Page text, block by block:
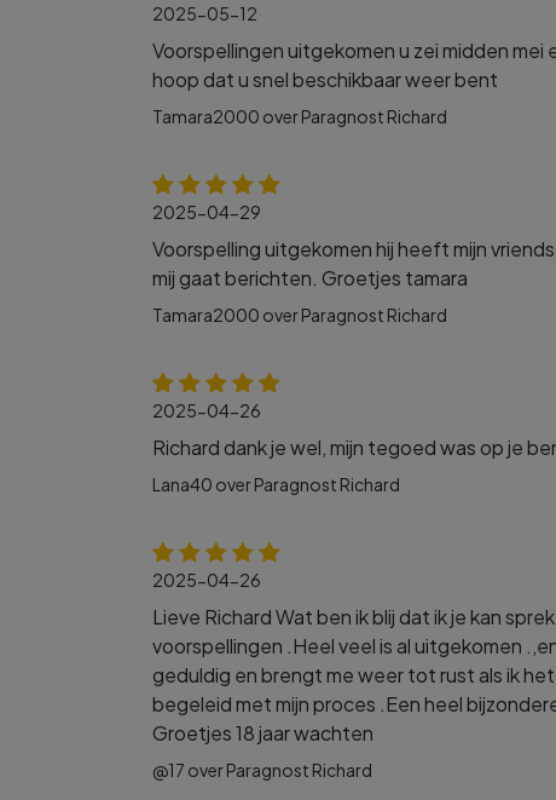
2025-05-12
Voorspellingen uitgekomen u zei midden
hoop dat u snel beschikbaar weer bent
Tamara2000 over Paragnost Richard
2025-04-29
Voorspelling uitgekomen hij heeft mijn
mij gaat berichten. Groetjes tamara
Tamara2000 over Paragnost Richard
2025-04-26
Richard dank je wel, mijn tegoed was op je
Lana40 over Paragnost Richard
2025-04-26
Lieve Richard Wat ben ik blij dat ik je kan
voorspellingen .Heel veel is al uitgekomen
geduldig en brengt me weer tot rust als ik
begeleid met mijn proces .Een heel
Groetjes 18 jaar wachten
@17 over Paragnost Richard